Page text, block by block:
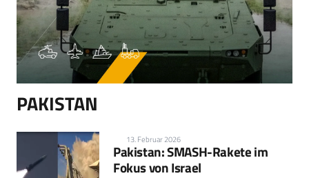
PAKISTAN
13. Februar 2026
Pakistan: SMASH-Rakete im
Fokus von Israel